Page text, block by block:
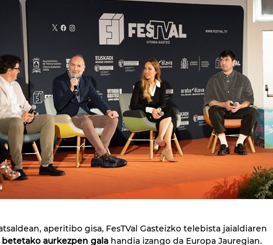
aperitibo gisa, FesTVal Gasteizko telebista jaialdiaren
betetako aurkezpen gala handia izango da Europa Jauregian.